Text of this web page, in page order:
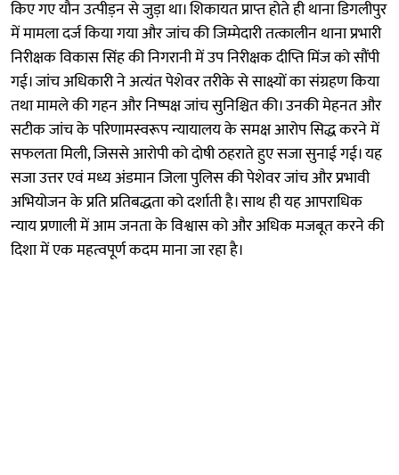
किए गए यौन उत्पीड़न से जुड़ा था। शिकायत प्राप्त होते ही थाना डिगलीपुर
में मामला दर्ज किया गया और जांच की जिम्मेदारी तत्कालीन थाना प्रभारी
निरीक्षक विकास सिंह की निगरानी में उप निरीक्षक दीप्ति मिंज को सौंपी
गई। जांच अधिकारी ने अत्यंत पेशेवर तरीके से साक्ष्यों का संग्रहण किया
तथा मामले की गहन और निष्पक्ष जांच सुनिश्चित की। उनकी मेहनत और
सटीक जांच के परिणामस्वरूप न्यायालय के समक्ष आरोप सिद्ध करने में
सफलता मिली, जिससे आरोपी को दोषी ठहराते हुए सजा सुनाई गई। यह
सजा उत्तर एवं मध्य अंडमान जिला पुलिस की पेशेवर जांच और प्रभावी
अभियोजन के प्रति प्रतिबद्धता को दर्शाती है। साथ ही यह आपराधिक
न्याय प्रणाली में आम जनता के विश्वास को और अधिक मजबूत करने की
दिशा में एक महत्वपूर्ण कदम माना जा रहा है।